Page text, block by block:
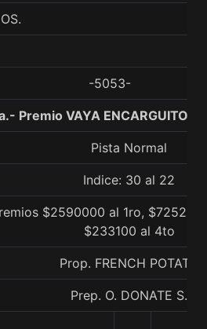
-5053-
Premio VAYA ENCARGUITO,
Pista Normal
Indice: 30 al 22
$2590000 al 1ro,
$233100 al 4to
Prop. FRENCH POTATO
Prep. O. DONATE S.